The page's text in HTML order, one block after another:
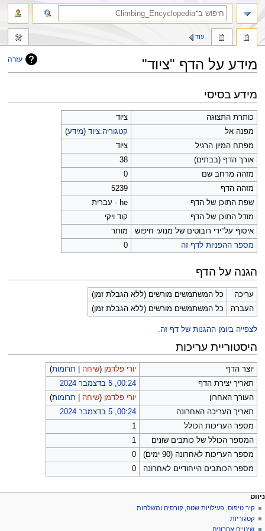
עזרה מידע על הדף "ציוד"
לניווט
לחיפוש
מידע בסיסי
כותרת התצוגה
ציוד
מפנה אל
קטגוריה:ציוד(מידע)
מפתח המיון הרגיל
ציוד
אורך הדף (בבתים)
38
מזהה מרחב שם
0
מזהה הדף
5239
שפת התוכן של הדף
he - עברית
מודל התוכן של הדף
קוד ויקי
איסוף על־ידי רובוטים של מנועי חיפוש
מותר
מספר ההפניות לדף זה
0
הגנה על הדף
עריכה
כל המשתמשים מורשים (ללא הגבלת זמן)
העברה
כל המשתמשים מורשים (ללא הגבלת זמן)
לצפייה ביומן ההגנות של דף זה.
היסטוריית עריכות
יוצר הדף יורי פלדמן (שיחה תרומות)
תאריך יצירת הדף
00:24, 5 בדצמבר 2024
העורך האחרון
יורי פלדמן (שיחה תרומות)
תאריך העריכה האחרונה
00:24, 5 בדצמבר 2024
מספר העריכות הכולל
1
המספר הכולל של כותבים שונים
1
מספר העריכות לאחרונה (90 ימים)
0
מספר הכותבים הייחודיים לאחרונה
0
תפריט
ניווט
פעולות דף
דף
שיחה
קריאה
עוד
כלים אישיים
כניסה
לחשבון
בקשת
ניווט
קיר טיפוס, פעילויות שטח, קורסים ומשלחות
קטגוריות
שינויים אחרונים
חיפוש